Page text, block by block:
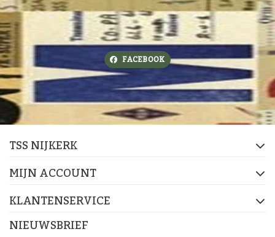
FACEBOOK
TSS NIJKERK
MIJN ACCOUNT
KLANTENSERVICE
NIEUWSBRIEF